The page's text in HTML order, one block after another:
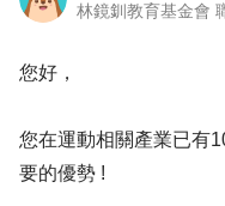
林鏡釧教育基金會
您好，
您在運動相關產業已有
要的優勢 !